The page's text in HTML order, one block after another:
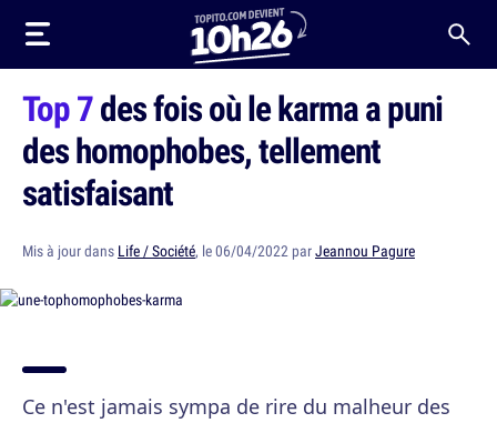
Top 7des fois où le karma a puni
des homophobes, tellement
satisfaisant
Mis à jour dans Life / Société, le 06/04/2022 parJeannou Pagure
Ce n'est jamais sympa de rire du malheur des